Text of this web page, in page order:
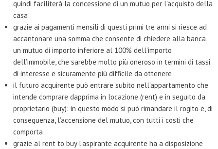
quindi faciliterà la concessione di un mutuo per l’acquisto della
casa
grazie ai pagamenti mensili di questi primi tre anni si riesce ad
accantonare una somma che consente di chiedere alla banca
un mutuo di importo inferiore al 100% dell’importo
dell’immobile, che sarebbe molto più oneroso in termini di tassi
di interesse e sicuramente più difficile da ottenere
il futuro acquirente può entrare subito nell’appartamento che
intende comprare dapprima in locazione (rent) e in seguito da
proprietario (buy): in questo modo si può rimandare il rogito e, di
conseguenza, l’accensione del mutuo, con tutti i costi che
comporta
grazie al rent to buy l’aspirante acquirente ha a disposizione